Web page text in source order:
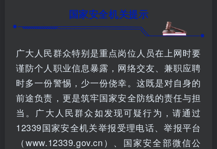
国家安全机关提示
广大人民群众特别是重点岗位人员在上网时要
谨防个人职业信息暴露，网络交友、兼职应聘
时多一份警惕，少一份侥幸。这既是对自身的
前途负责，更是筑牢国家安全防线的责任与担
当。广大人民群众如发现可疑行为，请通过
12339国家安全机关举报受理电话、举报平台
（www.12339.gov.cn）、国家安全部微信公